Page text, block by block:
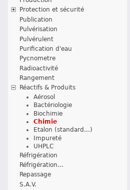
Protection et sécurité
Publication
Pulvérisation
Pulvérulent
Purification d'eau
Pycnometre
Radioactivité
Rangement
Réactifs & Produits
Aérosol
Bactériologie
Biochimie
Chimie
Etalon (standard...)
Impureté
UHPLC
Réfrigération
Réfrigération...
Repassage
S.A.V.